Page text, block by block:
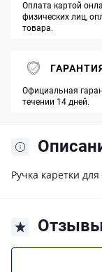
Ручка каретки
Оплата картой
физических лиц,
товара.
Официальная
течении 14 дней.